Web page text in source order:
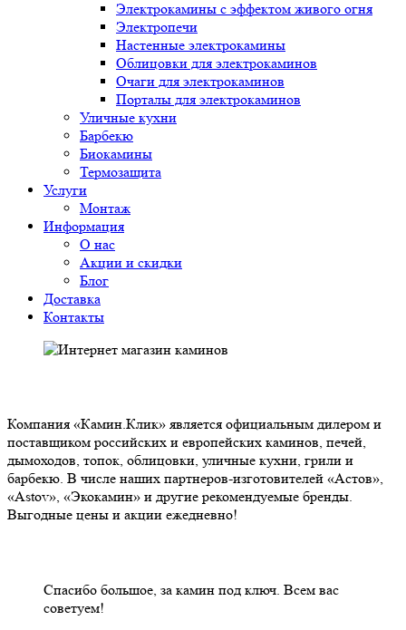
Электрокамины с эффектом живого огня
Электропечи
Настенные электрокамины
Облицовки для электрокаминов
Очаги для электрокаминов
Порталы для электрокаминов
Уличные кухни
Барбекю
Биокамины
Термозащита
Услуги
Монтаж
Информация
О нас
Акции и скидки
Блог
Доставка
Контакты
Компания «Камин.Клик» является официальным дилером и
поставщиком российских и европейских каминов, печей,
дымоходов, топок, облицовки, уличные кухни, грили и
барбекю. В числе наших партнеров-изготовителей «Астов»,
«Astov», «Экокамин» и другие рекомендуемые бренды.
Выгодные цены и акции ежедневно!
Спасибо большое, за камин под ключ. Всем вас
советуем!